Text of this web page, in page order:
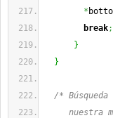
*
break;
}
}
/*
nuestra